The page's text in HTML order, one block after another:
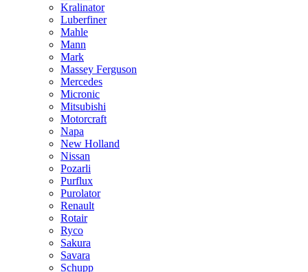
Kralinator
Luberfiner
Mahle
Mann
Mark
Massey Ferguson
Mercedes
Micronic
Mitsubishi
Motorcraft
Napa
New Holland
Nissan
Pozarli
Purflux
Purolator
Renault
Rotair
Ryco
Sakura
Savara
Schupp